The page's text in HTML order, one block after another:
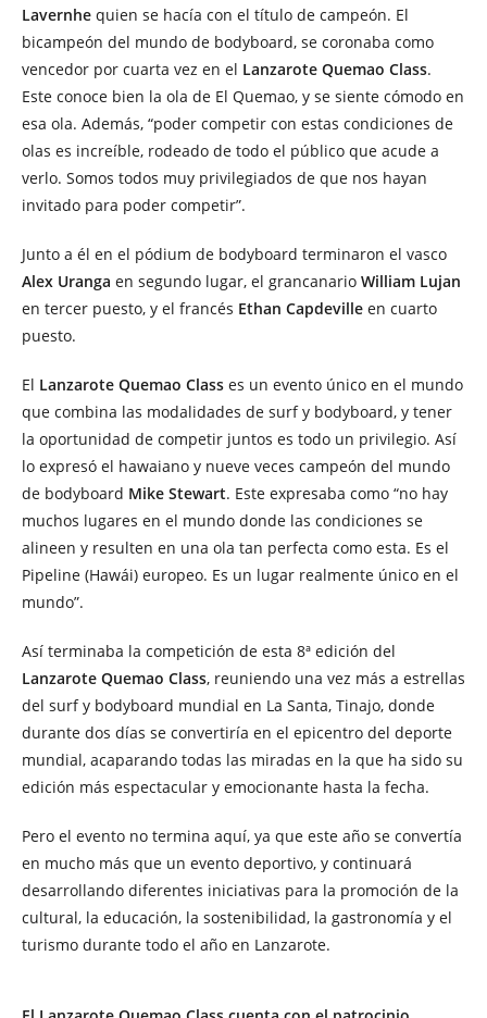
Lavernhe quien se hacía con el título de campeón. El
bicampeón del mundo de bodyboard, se coronaba como
vencedor por cuarta vez en el Lanzarote Quemao Class.
Este conoce bien la ola de El Quemao, y se siente cómodo en
esa ola. Además, “poder competir con estas condiciones de
olas es increíble, rodeado de todo el público que acude a
verlo. Somos todos muy privilegiados de que nos hayan
invitado para poder competir”.
Junto a él en el pódium de bodyboard terminaron el vasco
Alex Uranga en segundo lugar, el grancanario William Lujan
en tercer puesto, y el francés Ethan Capdeville en cuarto
puesto.
El Lanzarote Quemao Class es un evento único en el mundo
que combina las modalidades de surf y bodyboard, y tener
la oportunidad de competir juntos es todo un privilegio. Así
lo expresó el hawaiano y nueve veces campeón del mundo
de bodyboard Mike Stewart. Este expresaba como “no hay
muchos lugares en el mundo donde las condiciones se
alineen y resulten en una ola tan perfecta como esta. Es el
Pipeline (Hawái) europeo. Es un lugar realmente único en el
mundo”.
Así terminaba la competición de esta 8ª edición del
Lanzarote Quemao Class, reuniendo una vez más a estrellas
del surf y bodyboard mundial en La Santa, Tinajo, donde
durante dos días se convertiría en el epicentro del deporte
mundial, acaparando todas las miradas en la que ha sido su
edición más espectacular y emocionante hasta la fecha.
Pero el evento no termina aquí, ya que este año se convertía
en mucho más que un evento deportivo, y continuará
desarrollando diferentes iniciativas para la promoción de la
cultural, la educación, la sostenibilidad, la gastronomía y el
turismo durante todo el año en Lanzarote.